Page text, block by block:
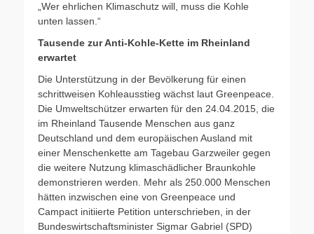
„Wer ehrlichen Klimaschutz will, muss die Kohle
unten lassen.“
Tausende zur Anti-Kohle-Kette im Rheinland
erwartet
Die Unterstützung in der Bevölkerung für einen
schrittweisen Kohleausstieg wächst laut Greenpeace.
Die Umweltschützer erwarten für den 24.04.2015, die
im Rheinland Tausende Menschen aus ganz
Deutschland und dem europäischen Ausland mit
einer Menschenkette am Tagebau Garzweiler gegen
die weitere Nutzung klimaschädlicher Braunkohle
demonstrieren werden. Mehr als 250.000 Menschen
hätten inzwischen eine von Greenpeace und
Campact initiierte Petition unterschrieben, in der
Bundeswirtschaftsminister Sigmar Gabriel (SPD)